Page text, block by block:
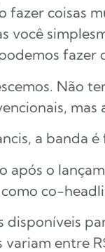
fazer coisas
você
fazer
Não
a banda
após o
co-
disponíveis
variam entre